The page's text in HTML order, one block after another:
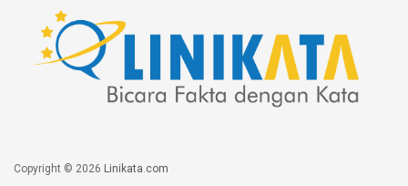
Copyright © 2026 Linikata.com